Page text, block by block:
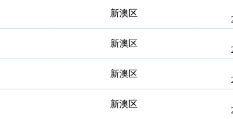
新澳区
新澳区
新澳区
新澳区